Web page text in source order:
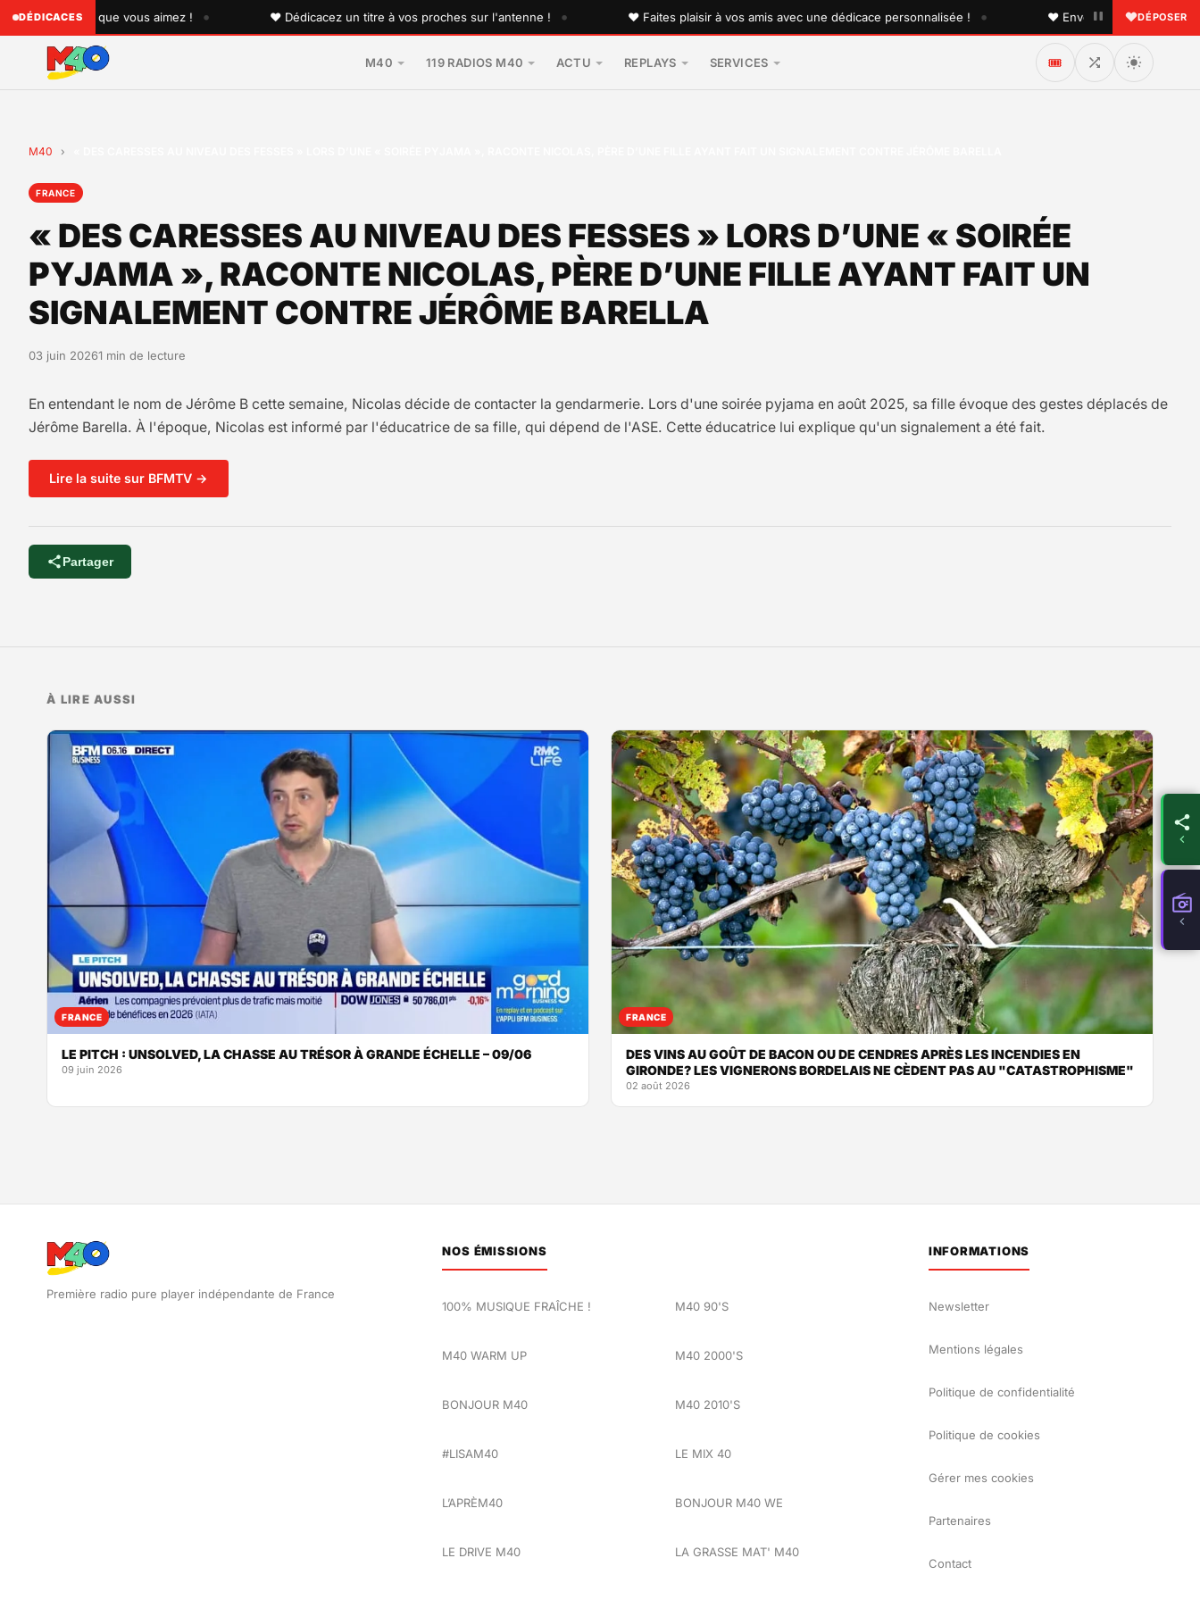
DÉDICACESque vous aimez ! • ♥ Dédicacez un titre à vos proches sur l'antenne ! • ♥ Faites plaisir à vos amis avec une dédicace personnalisée ! • ♥ Envoyez une dédicace à
DÉPOSER
M40 119 RADIOS M40 ACTU REPLAYS SERVICES 🎟️
M40 ›
FRANCE
« DES CARESSES AU NIVEAU DES FESSES » LORS D’UNE « SOIRÉE
PYJAMA », RACONTE NICOLAS, PÈRE D’UNE FILLE AYANT FAIT UN
SIGNALEMENT CONTRE JÉRÔME BARELLA
03 juin 20261 min de lecture
En entendant le nom de Jérôme B cette semaine, Nicolas décide de contacter la gendarmerie. Lors d'une soirée pyjama en août 2025, sa fille évoque des gestes déplacés de
Jérôme Barella. À l'époque, Nicolas est informé par l'éducatrice de sa fille, qui dépend de l'ASE. Cette éducatrice lui explique qu'un signalement a été fait.
Lire la suite sur BFMTV →
Partager
À LIRE AUSSI
FRANCE
LE PITCH : UNSOLVED, LA CHASSE AU TRÉSOR À GRANDE ÉCHELLE – 09/06
09 juin 2026
FRANCE
DES VINS AU GOÛT DE BACON OU DE CENDRES APRÈS LES INCENDIES EN
GIRONDE? LES VIGNERONS BORDELAIS NE CÈDENT PAS AU "CATASTROPHISME"
02 août 2026
Première radio pure player indépendante de France
NOS ÉMISSIONS
100% MUSIQUE FRAÎCHE !
M40 WARM UP
BONJOUR M40
#LISAM40
L’APRÈM40
LE DRIVE M40
M40 90'S
M40 2000'S
M40 2010'S
LE MIX 40
BONJOUR M40 WE
LA GRASSE MAT' M40
INFORMATIONS
Newsletter
Mentions légales
Politique de confidentialité
Politique de cookies
Gérer mes cookies
Partenaires
Contact